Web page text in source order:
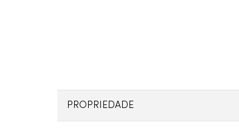
PROPRIEDADE